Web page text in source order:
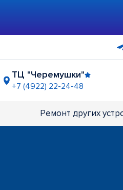
ТЦ "Черемушки"
+7 (4922) 22-24-48
Ремонт других